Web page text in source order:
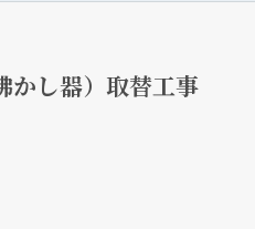
し器）取替工事